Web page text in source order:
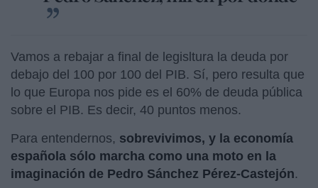
Vamos a rebajar a final de legisltura la deuda por
debajo del 100 por 100 del PIB. Sí, pero resulta que
lo que Europa nos pide es el 60% de deuda pública
sobre el PIB. Es decir, 40 puntos menos.
Para entendernos, sobrevivimos, y la economía
española sólo marcha como una moto en la
imaginación de Pedro Sánchez Pérez-Castejón.